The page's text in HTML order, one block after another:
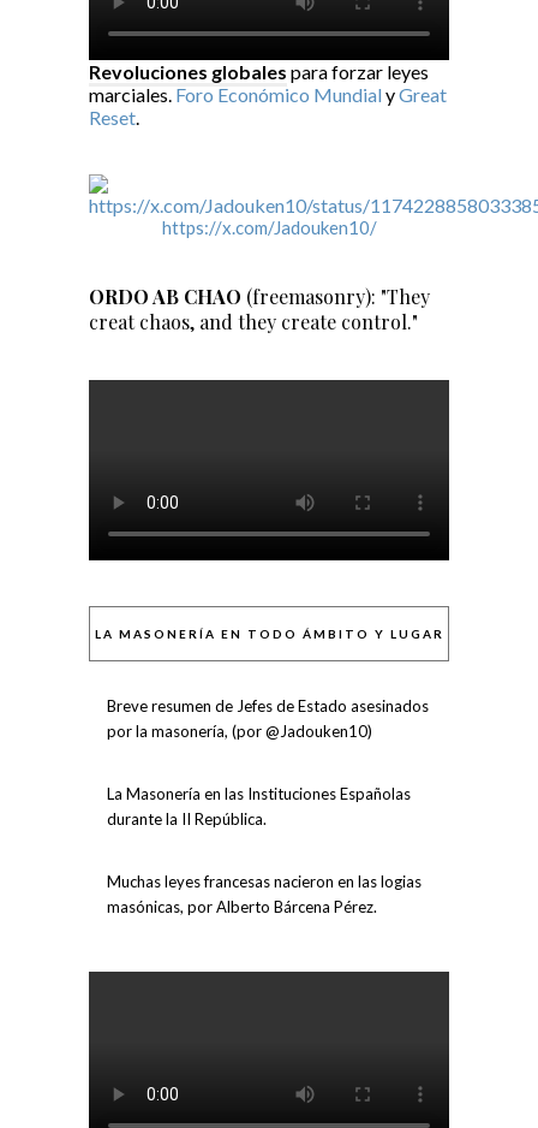
Revoluciones globales para forzar leyes
marciales. Foro Económico MundialyGreat
Reset.
https://x.com/Jadouken10/
ORDO AB CHAO (freemasonry): "They
creat chaos, and they create control."
LA MASONERÍA EN TODO ÁMBITO Y LUGAR
Breve resumen de Jefes de Estado asesinados
por la masonería, (por @Jadouken10)
La Masonería en las Instituciones Españolas
durante la II República.
Muchas leyes francesas nacieron en las logias
masónicas, por Alberto Bárcena Pérez.